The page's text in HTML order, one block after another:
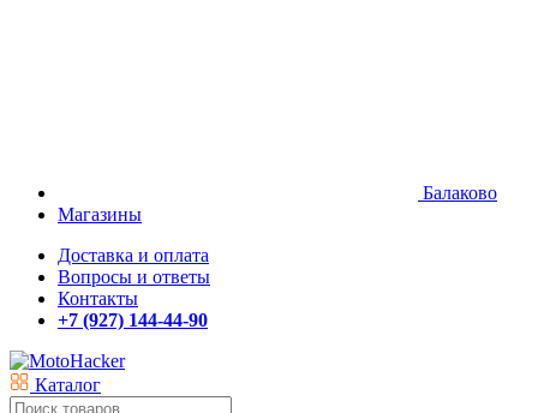
Балаково
Магазины
Доставка и оплата
Вопросы и ответы
Контакты
+7 (927) 144-44-90
Каталог